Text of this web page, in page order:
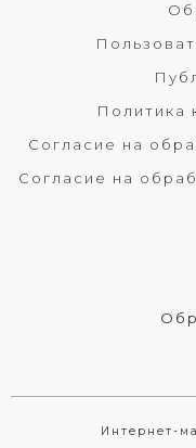
Политика
Согласие на
Согласие на
Интернет-